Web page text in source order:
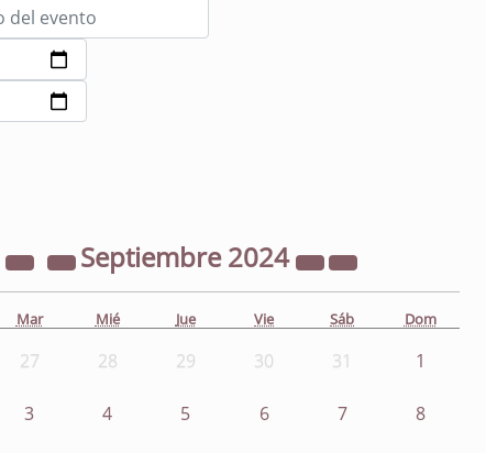
Septiembre2024
Mar Mié Jue Vie Sáb Dom
27 28 29 30 31 1
3 4 5 6 7 8